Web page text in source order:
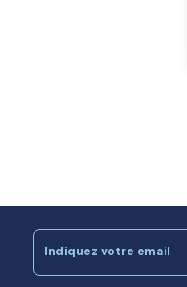
Indiquez votre email